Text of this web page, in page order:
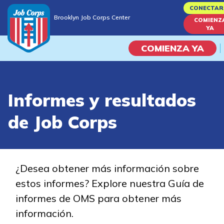
to
content
Brooklyn Job Corps Center
YA
COMIENZA YA
Vida En El Campus
Habilidades académicas
Estudiar
Programas de
Informes y resultados
de Job Corps
¿Desea obtener más información sobre
estos informes? Explore nuestra Guía de
informes de OMS para obtener más
información.